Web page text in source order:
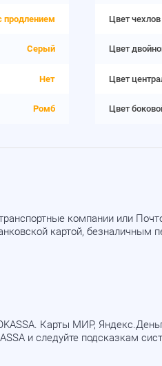
продлением Цвет чехлов
Серый Цвет
Нет Цвет
Ромб Цвет
компании или
картой, безналичным
Карты МИР,
и следуйте подсказкам